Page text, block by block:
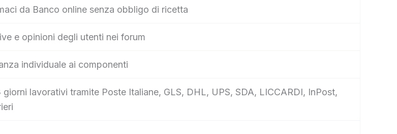
da Banco online senza obbligo di ricetta
e opinioni degli utenti nei forum
individuale ai componenti
lavorativi tramite Poste Italiane, GLS, DHL, UPS, SDA, LICCARDI, InPost,